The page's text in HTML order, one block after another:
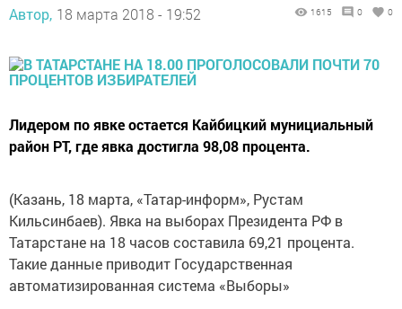
Автор, 18 марта 2018 - 19:52 1615 0 0
Лидером по явке остается Кайбицкий мунициальный
район РТ, где явка достигла 98,08 процента.
(Казань, 18 марта, «Татар-информ», Рустам
Кильсинбаев). Явка на выборах Президента РФ в
Татарстане на 18 часов составила 69,21 процента.
Такие данные приводит Государственная
автоматизированная система «Выборы»